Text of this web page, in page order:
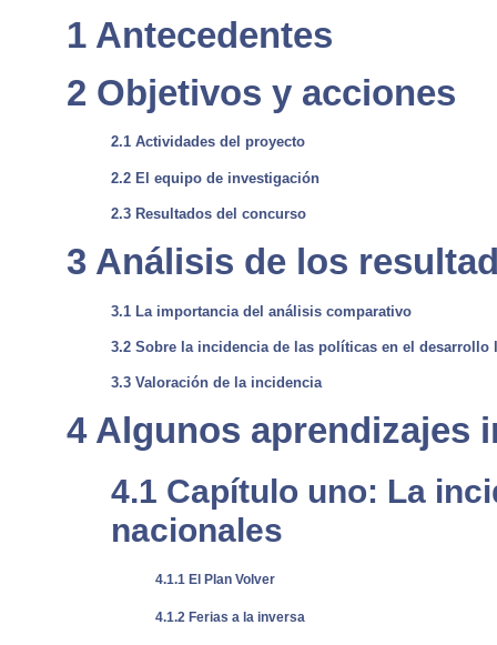
1 Antecedentes
2 Objetivos y acciones
2.1 Actividades del proyecto
2.2 El equipo de investigación
2.3 Resultados del concurso
3 Análisis de los
3.1 La importancia del análisis comparativo
3.2 Sobre la incidencia de las políticas en el desarrollo
3.3 Valoración de la incidencia
4 Algunos aprendizajes
4.1 Capítulo uno: La
nacionales
4.1.1 El Plan Volver
4.1.2 Ferias a la inversa